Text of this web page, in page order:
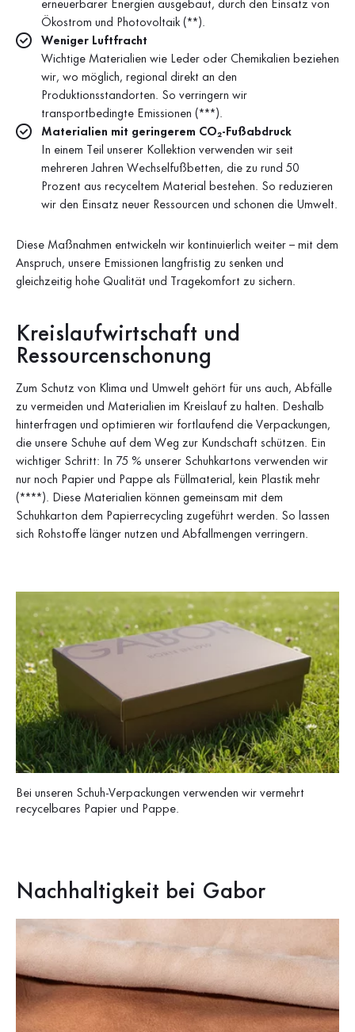
erneuerbarer Energien ausgebaut, durch den Einsatz von
Ökostrom und Photovoltaik (**).
Weniger Luftfracht
Wichtige Materialien wie Leder oder Chemikalien beziehen
wir, wo möglich, regional direkt an den
Produktionsstandorten. So verringern wir
transportbedingte Emissionen (***).
Materialien mit geringerem CO₂-Fußabdruck
In einem Teil unserer Kollektion verwenden wir seit
mehreren Jahren Wechselfußbetten, die zu rund 50
Prozent aus recyceltem Material bestehen. So reduzieren
wir den Einsatz neuer Ressourcen und schonen die Umwelt.
Diese Maßnahmen entwickeln wir kontinuierlich weiter – mit dem
Anspruch, unsere Emissionen langfristig zu senken und
gleichzeitig hohe Qualität und Tragekomfort zu sichern.
Kreislaufwirtschaft und
Ressourcenschonung
Zum Schutz von Klima und Umwelt gehört für uns auch, Abfälle
zu vermeiden und Materialien im Kreislauf zu halten. Deshalb
hinterfragen und optimieren wir fortlaufend die Verpackungen,
die unsere Schuhe auf dem Weg zur Kundschaft schützen. Ein
wichtiger Schritt: In 75 % unserer Schuhkartons verwenden wir
nur noch Papier und Pappe als Füllmaterial, kein Plastik mehr
(****). Diese Materialien können gemeinsam mit dem
Schuhkarton dem Papierrecycling zugeführt werden. So lassen
sich Rohstoffe länger nutzen und Abfallmengen verringern.
Bei unseren Schuh-Verpackungen verwenden wir vermehrt
recycelbares Papier und Pappe.
Nachhaltigkeit bei Gabor